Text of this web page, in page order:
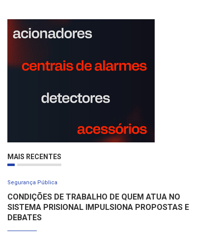
MAIS RECENTES
Segurança Pública
CONDIÇÕES DE TRABALHO DE QUEM ATUA NO
SISTEMA PRISIONAL IMPULSIONA PROPOSTAS E
DEBATES